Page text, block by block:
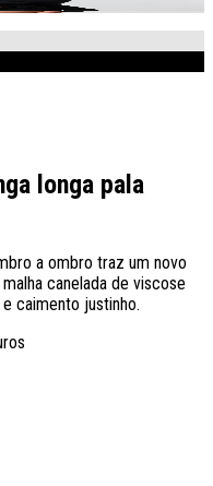
longa pala
a ombro traz um novo
canelada de viscose
caimento justinho.